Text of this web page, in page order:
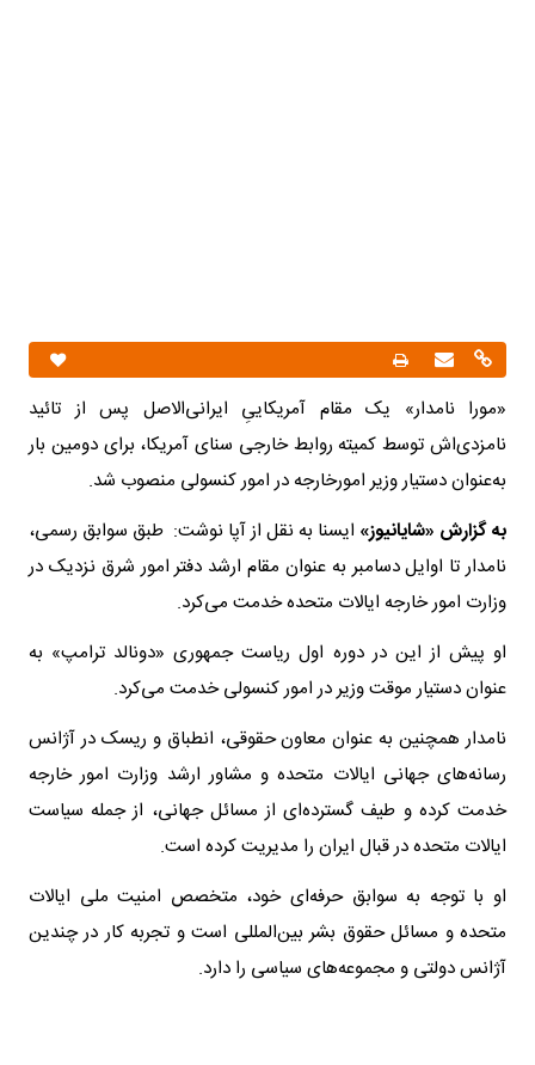
«مورا نامدار» یک مقام آمریکاییِ ایرانی‌الاصل پس از تائید
نامزدی‌اش توسط کمیته روابط خارجی سنای آمریکا، برای دومین بار
به‌عنوان دستیار وزیر امورخارجه در امور کنسولی منصوب شد.
به گزارش «شایانیوز» ایسنا به نقل از آپا نوشت: طبق سوابق رسمی،
نامدار تا اوایل دسامبر به عنوان مقام ارشد دفتر امور شرق نزدیک در
وزارت امور خارجه ایالات متحده خدمت می‌کرد.
او پیش از این در دوره اول ریاست جمهوری «دونالد ترامپ» به
عنوان دستیار موقت وزیر در امور کنسولی خدمت می‌کرد.
نامدار همچنین به عنوان معاون حقوقی، انطباق و ریسک در آژانس
رسانه‌های جهانی ایالات متحده و مشاور ارشد وزارت امور خارجه
خدمت کرده و طیف گسترده‌ای از مسائل جهانی، از جمله سیاست
ایالات متحده در قبال ایران را مدیریت کرده است.
او با توجه به سوابق حرفه‌ای خود، متخصص امنیت ملی ایالات
متحده و مسائل حقوق بشر بین‌المللی است و تجربه کار در چندین
آژانس دولتی و مجموعه‌های سیاسی را دارد.